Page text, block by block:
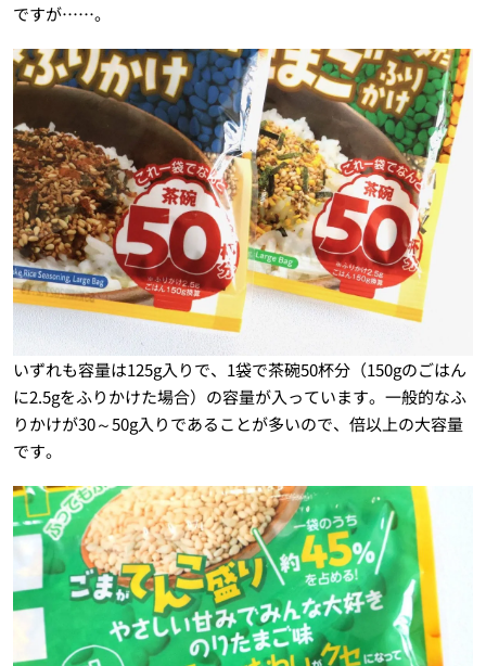
ですが……。
いずれも容量は125g入りで、1袋で茶碗50杯分（150gのごはん
に2.5gをふりかけた場合）の容量が入っています。一般的なふ
りかけが30～50g入りであることが多いので、倍以上の大容量
です。